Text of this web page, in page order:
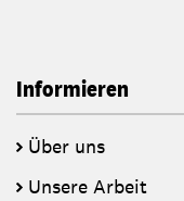
Informieren
Über uns
Unsere Arbeit